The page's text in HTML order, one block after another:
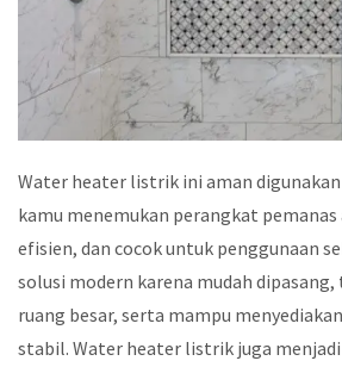
Water heater listrik ini aman
kamu menemukan perangkat pemanas
efisien, dan cocok untuk penggunaan
solusi modern karena mudah
ruang besar, serta mampu
stabil. Water heater listrik juga